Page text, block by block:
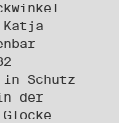
in Schutz
der